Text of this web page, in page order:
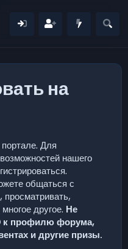
на
Для
нашего
общаться с
другое. Не
к профилю форума,
и другие призы.